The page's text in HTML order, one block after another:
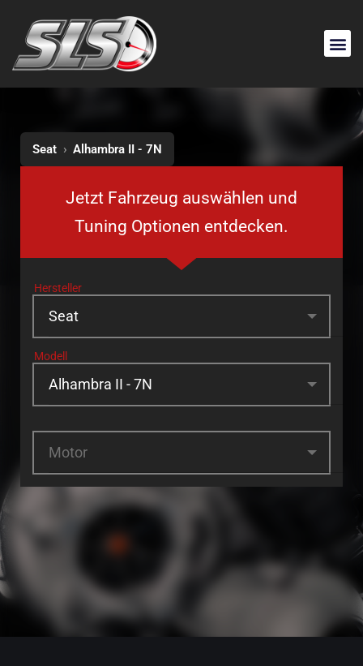
Seat › Alhambra II - 7N
Jetzt Fahrzeug auswählen und
Tuning Optionen entdecken.
Hersteller
Modell
Motor